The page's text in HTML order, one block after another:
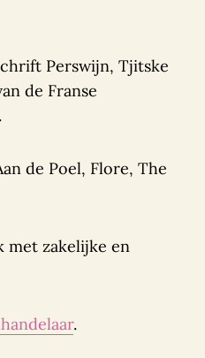
Perswijn, Tjitske
de Franse
de Poel, Flore, The
met zakelijke en
.